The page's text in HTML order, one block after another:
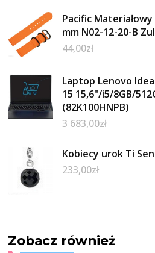
Pacific
mm N02-12-20-B
44,00zł
Laptop Lenovo
15 15,6"/i5/8GB/
(82K100HNPB)
3 683,00zł
Kobiecy urok Ti
233,00zł
Zobacz również